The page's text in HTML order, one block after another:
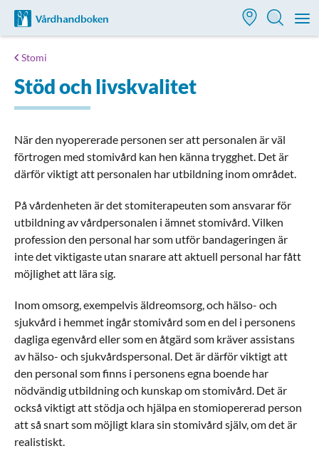
Till startsidan för Vårdhandboken
Stomi
Stöd och livskvalitet
När den nyopererade personen ser att personalen är väl
förtrogen med stomivård kan hen känna trygghet. Det är
därför viktigt att personalen har utbildning inom området.
På vårdenheten är det stomiterapeuten som ansvarar för
utbildning av vårdpersonalen i ämnet stomivård. Vilken
profession den personal har som utför bandageringen är
inte det viktigaste utan snarare att aktuell personal har fått
möjlighet att lära sig.
Inom omsorg, exempelvis äldreomsorg, och hälso- och
sjukvård i hemmet ingår stomivård som en del i personens
dagliga egenvård eller som en åtgärd som kräver assistans
av hälso- och sjukvårdspersonal. Det är därför viktigt att
den personal som finns i personens egna boende har
nödvändig utbildning och kunskap om stomivård. Det är
också viktigt att stödja och hjälpa en stomiopererad person
att så snart som möjligt klara sin stomivård själv, om det är
realistiskt.